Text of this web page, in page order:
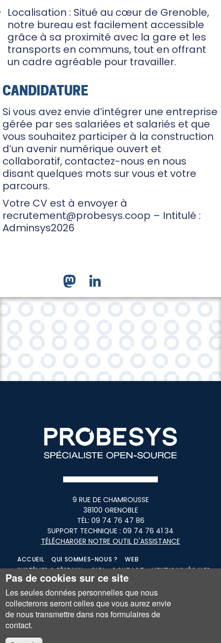
Localisation : Situé au cœur de Grenoble,
notre bureau est facilement accessible
grâce à sa proximité avec la gare et les
transports en communs, tout en offrant
un cadre agréable pour travailler.
CANDIDATURE
Si vous avez envie d’intégrer une entreprise
gérée par ses salariées et salariés et que
vous souhaitez participer à la construction
d’un avenir numérique ouvert et
collaboratif, contactez-nous en nous
disant quelques mots sur vous et votre
parcours.
Votre CV est à envoyer à
recrutement@probesys.coop – Intitulé :
Adminsys2026
9 RUE DE CHAMROUSSE
38100 GRENOBLE
TÉL: 09 74 76 47 86
SUPPORT TECHNIQUE : 09 74 76 41 34
TÉLÉCHARGER NOTRE OUTIL D'ASSISTANCE
ACCUEIL QUI SOMMES-NOUS ?
WEB
SYSTÈMES & RÉSEAUX
GLPI CONTACT
MENTIONS LÉGALES
CGV
CPV
Pas de cookies sur ce site
Les seules données personnelles que nous
collecterons seront celles que vous aurez envie
de nous transmettre dans nos formulaires de
contact.